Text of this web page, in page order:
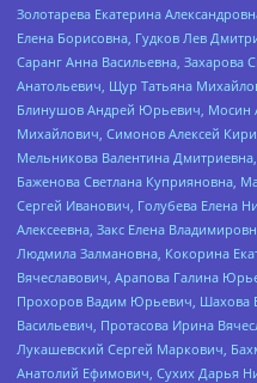
Золотарева Екатерина
Елена Борисовна, Гудков Лев
Саранг Анна Васильевна, Захарова
Анатольевич, Щур Татьяна
Блинушов Андрей Юрьевич, Мосин
Михайлович, Симонов Алексей
Мельникова Валентина
Баженова Светлана Куприяновна,
Сергей Иванович, Голубева Елена
Алексеевна, Закс Елена
Людмила Залмановна, Кокорина
Вячеславович, Арапова Галина
Прохоров Вадим Юрьевич, Шахова
Васильевич, Протасова Ирина
Лукашевский Сергей Маркович,
Анатолий Ефимович, Сухих Дарья